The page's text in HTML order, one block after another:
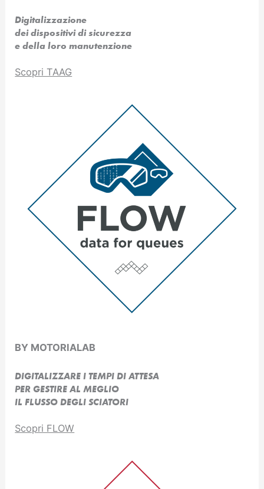
Digitalizzazione
dei dispositivi di sicurezza
e della loro manutenzione
Scopri TAAG
BY MOTORIALAB
DIGITALIZZARE I TEMPI DI ATTESA
PER GESTIRE AL MEGLIO
IL FLUSSO DEGLI SCIATORI
Scopri FLOW